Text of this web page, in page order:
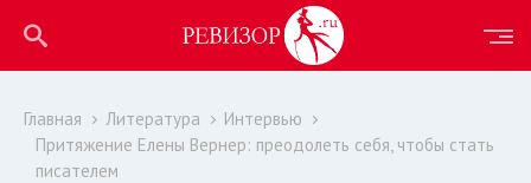
Главная Литература
Интервью
Притяжение Елены Вернер: преодолеть себя, чтобы стать
писателем